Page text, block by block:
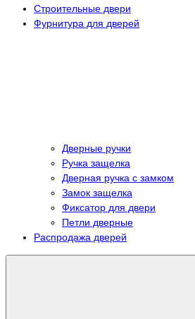
Строительные двери
Фурнитура для дверей
Дверные ручки
Ручка защелка
Дверная ручка с замком
Замок защелка
Фиксатор для двери
Петли дверные
Распродажа дверей